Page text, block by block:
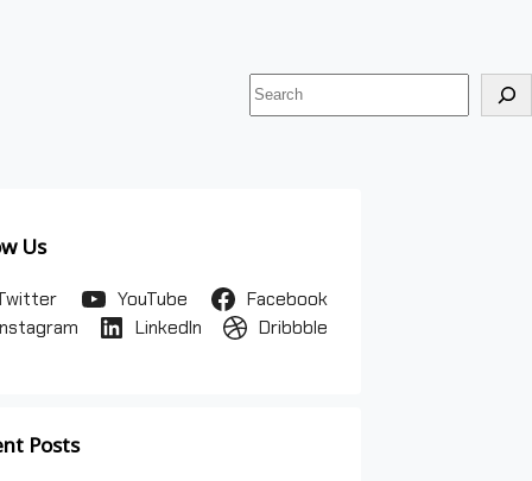
ค้นหา
Us
YouTube
Facebook
LinkedIn Dribbble
Posts